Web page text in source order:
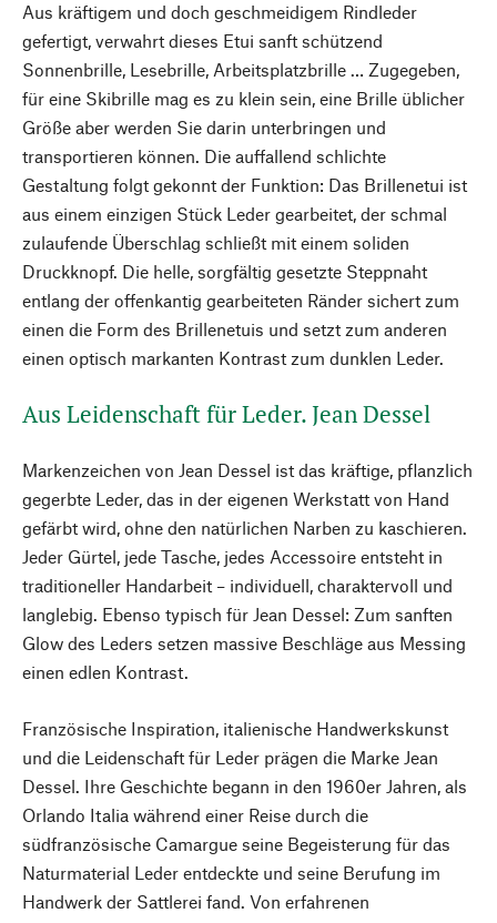
Aus kräftigem und doch geschmeidigem Rindleder
gefertigt, verwahrt dieses Etui sanft schützend
Sonnenbrille, Lesebrille, Arbeitsplatzbrille … Zugegeben,
für eine Skibrille mag es zu klein sein, eine Brille üblicher
Größe aber werden Sie darin unterbringen und
transportieren können. Die auffallend schlichte
Gestaltung folgt gekonnt der Funktion: Das Brillenetui ist
aus einem einzigen Stück Leder gearbeitet, der schmal
zulaufende Überschlag schließt mit einem soliden
Druckknopf. Die helle, sorgfältig gesetzte Steppnaht
entlang der offenkantig gearbeiteten Ränder sichert zum
einen die Form des Brillenetuis und setzt zum anderen
einen optisch markanten Kontrast zum dunklen Leder.
Aus Leidenschaft für Leder. Jean Dessel
Markenzeichen von Jean Dessel ist das kräftige, pflanzlich
gegerbte Leder, das in der eigenen Werkstatt von Hand
gefärbt wird, ohne den natürlichen Narben zu kaschieren.
Jeder Gürtel, jede Tasche, jedes Accessoire entsteht in
traditioneller Handarbeit – individuell, charaktervoll und
langlebig. Ebenso typisch für Jean Dessel: Zum sanften
Glow des Leders setzen massive Beschläge aus Messing
einen edlen Kontrast.
Französische Inspiration, italienische Handwerkskunst
und die Leidenschaft für Leder prägen die Marke Jean
Dessel. Ihre Geschichte begann in den 1960er Jahren, als
Orlando Italia während einer Reise durch die
südfranzösische Camargue seine Begeisterung für das
Naturmaterial Leder entdeckte und seine Berufung im
Handwerk der Sattlerei fand. Von erfahrenen